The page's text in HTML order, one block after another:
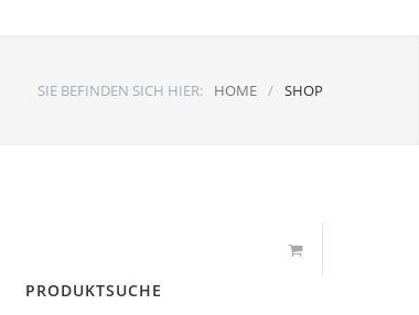
SIE BEFINDEN SICH HIER: HOME / SHOP
PRODUKTSUCHE